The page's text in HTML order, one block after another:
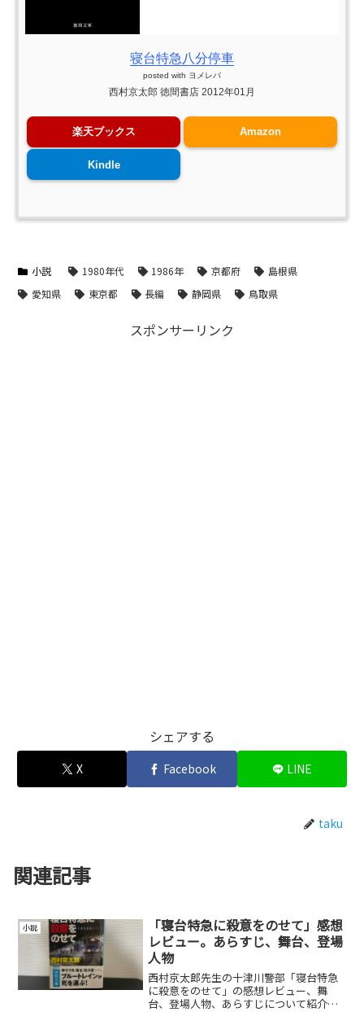
寝台特急八分停車
posted with ヨメレバ
西村京太郎 徳間書店 2012年01月
楽天ブックス Amazon
Kindle
小説 1980年代 1986年 京都府
島根県
愛知県
東京都 長編 静岡県 鳥取県
スポンサーリンク
シェアする
X Facebook LINE
taku
関連記事
小説
「寝台特急に殺意をのせて」感想
レビュー。あらすじ、舞台、登場
人物
西村京太郎先生の十津川警部「寝台特急
に殺意をのせて」の感想レビュー、舞
台、登場人物、あらすじについて紹介し